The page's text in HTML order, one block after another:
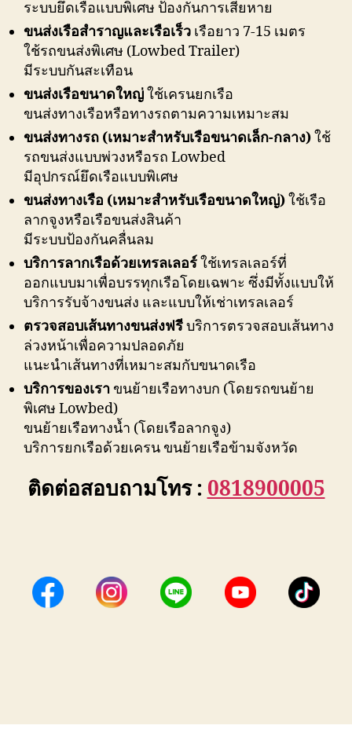
ระบบยึดเรือแบบพิเศษ ป้องกันการเสียหาย
ขนส่งเรือสำราญและเรือเร็ว เรือยาว 7-15 เมตร
ใช้รถขนส่งพิเศษ (Lowbed Trailer)
มีระบบกันสะเทือน
ขนส่งเรือขนาดใหญ่ใช้เครนยกเรือ
ขนส่งทางเรือหรือทางรถตามความเหมาะสม
ขนส่งทางรถ (เหมาะสำหรับเรือขนาดเล็ก-กลาง)ใช้
รถขนส่งแบบพ่วงหรือรถ Lowbed
มีอุปกรณ์ยึดเรือแบบพิเศษ
ขนส่งทางเรือ (เหมาะสำหรับเรือขนาดใหญ่)ใช้เรือ
ลากจูงหรือเรือขนส่งสินค้า
มีระบบป้องกันคลื่นลม
บริการลากเรือด้วยเทรลเลอร์ใช้เทรลเลอร์ที่
ออกแบบมาเพื่อบรรทุกเรือโดยเฉพาะ ซึ่งมีทั้งแบบให้
บริการรับจ้างขนส่ง และแบบให้เช่าเทรลเลอร์
ตรวจสอบเส้นทางขนส่งฟรีบริการตรวจสอบเส้นทาง
ล่วงหน้าเพื่อความปลอดภัย
แนะนำเส้นทางที่เหมาะสมกับขนาดเรือ
บริการของเรา ขนย้ายเรือทางบก (โดยรถขนย้าย
พิเศษ Lowbed)
ขนย้ายเรือทางน้ำ (โดยเรือลากจูง)
บริการยกเรือด้วยเครน ขนย้ายเรือข้ามจังหวัด
ติดต่อสอบถามโทร : 0818900005